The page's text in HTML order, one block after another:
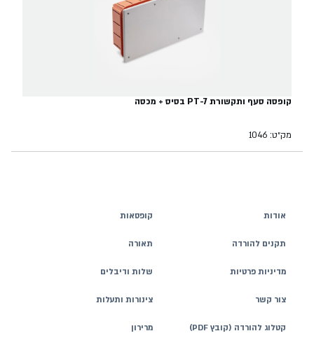
קופסה סעף ותקשורת PT-7 בסיס + מכסה
מק״ט: 1046
אודות
תקנים להורדה
מדיניות פרטיות
צור קשר
קטלוג להורדה (קובץ PDF)
קופסאות
תאורה
שלות ודיבלים
צינורות ותעלות
מרירון